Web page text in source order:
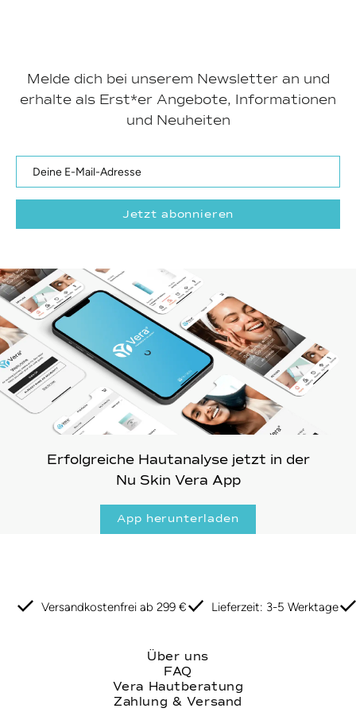
Melde dich bei unserem Newsletter an und
erhalte als Erst*er Angebote, Informationen
und Neuheiten
MAIL-
ADRESSE
Jetzt abonnieren
Erfolgreiche Hautanalyse jetzt in der
Nu Skin Vera App
App herunterladen
Versandkostenfrei ab 299 € Lieferzeit: 3-5 Werktage
Über uns
FAQ
Vera Hautberatung
Zahlung & Versand